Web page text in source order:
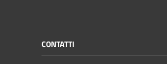
CONTATTI